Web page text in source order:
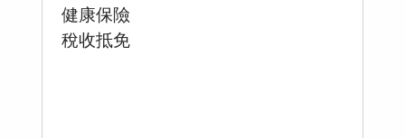
健康保險
稅收抵免